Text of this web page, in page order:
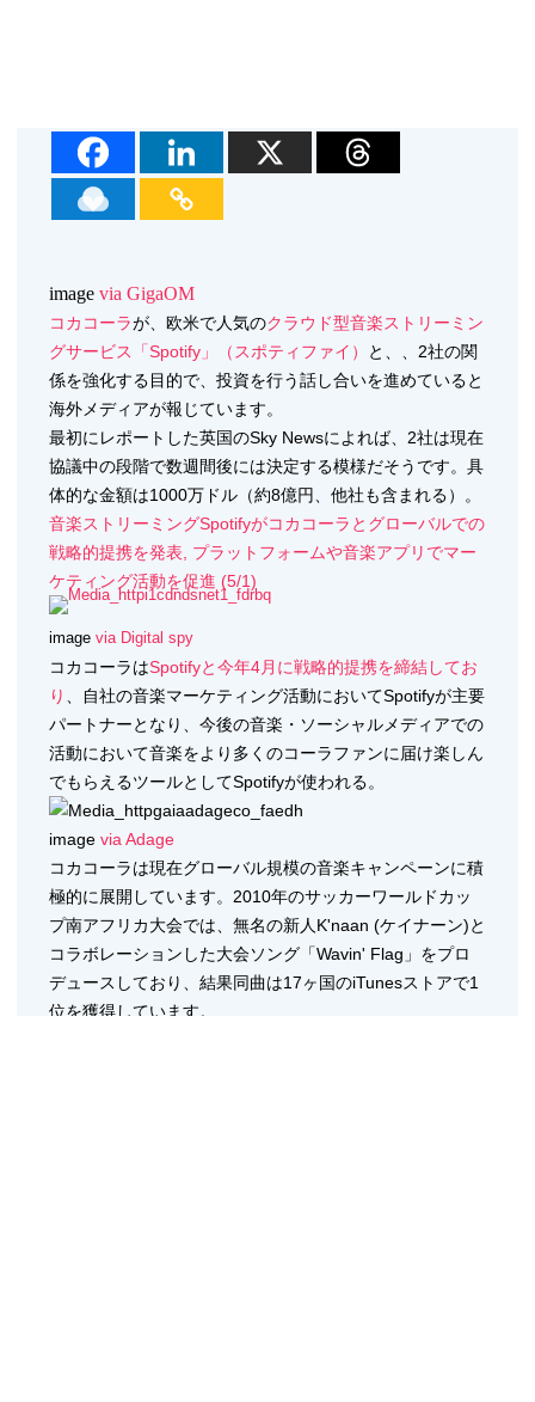
image via GigaOM
コカコーラが、欧米で人気のクラウド型音楽ストリーミン
グサービス「Spotify」（スポティファイ）
と、、2社の関
係を強化する目的で、投資を行う話し合いを進めていると
海外メディアが報じています。
最初にレポートした英国のSky Newsによれば、2社は現在
協議中の段階で数週間後には決定する模様だそうです。具
体的な金額は1000万ドル（約8億円、他社も含まれる）。
音楽ストリーミングSpotifyがコカコーラとグローバルでの
戦略的提携を発表, プラットフォームや音楽アプリでマー
ケティング活動を促進 (5/1)
image via Digital spy
コカコーラはSpotifyと今年4月に戦略的提携を締結してお
り
、自社の音楽マーケティング活動においてSpotifyが主要
パートナーとなり、今後の音楽・ソーシャルメディアでの
活動において音楽をより多くのコーラファンに届け楽しん
でもらえるツールとしてSpotifyが使われる。
image via Adage
コカコーラは現在グローバル規模の音楽キャンペーンに積
極的に展開しています。2010年のサッカーワールドカッ
プ南アフリカ大会では、無名の新人K'naan (ケイナーン)と
コラボレーションした大会ソング「Wavin' Flag」をプロ
デュースしており、結果同曲は17ヶ国のiTunesストアで1
位を獲得しています。